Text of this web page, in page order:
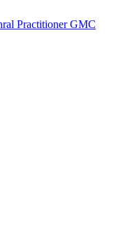
Practitioner GMC